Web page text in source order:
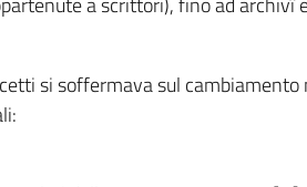
si soffermava sul